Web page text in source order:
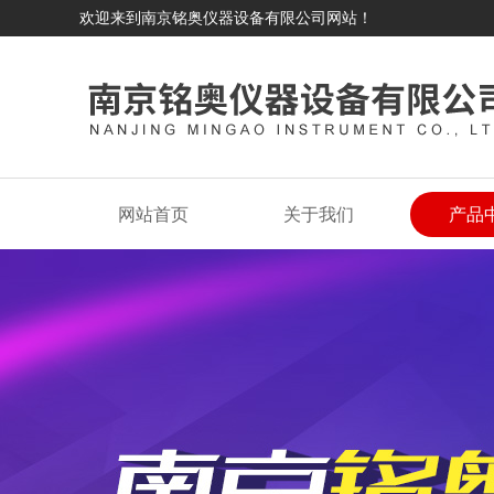
欢迎来到南京铭奥仪器设备有限公司网站！
网站首页 关于我们 产品